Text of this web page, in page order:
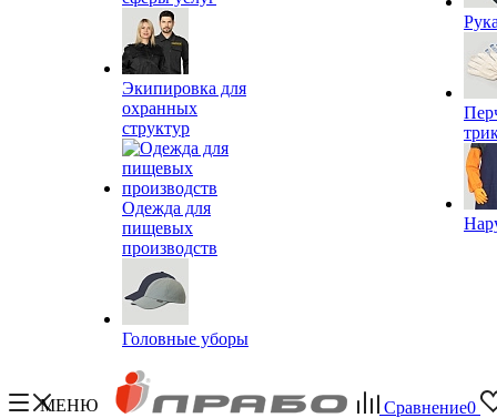
Экипировка для
охранных
структур
Одежда для
пищевых
производств
Головные уборы
МЕНЮ Сравнение0